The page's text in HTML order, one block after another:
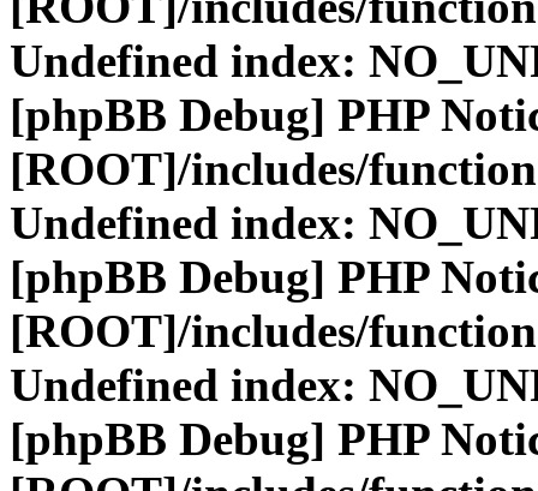
Undefined index:
[phpBB Debug] PHP
[ROOT]/includes/
Undefined index:
[phpBB Debug] PHP
[ROOT]/includes/
Undefined index:
[phpBB Debug] PHP